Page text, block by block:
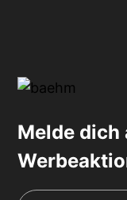
Melde dich